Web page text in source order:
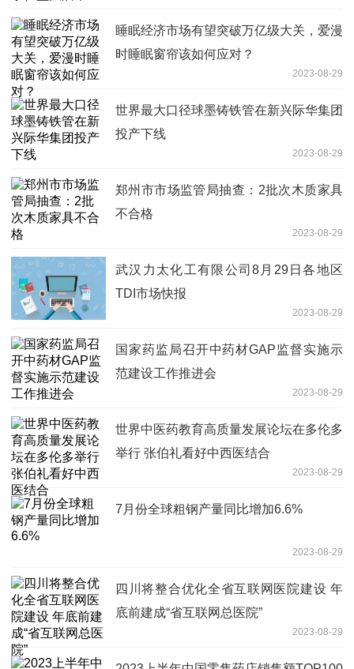
睡眠经济市场有望突破万亿级大关，爱漫
时睡眠窗帘该如何应对？
2023-08-29
世界最大口径球墨铸铁管在新兴际华集团
投产下线
2023-08-29
郑州市市场监管局抽查：2批次木质家具
不合格
2023-08-29
武汉力太化工有限公司8月29日各地区
TDI市场快报
2023-08-29
国家药监局召开中药材GAP监督实施示
范建设工作推进会
2023-08-29
世界中医药教育高质量发展论坛在多伦多
举行 张伯礼看好中西医结合
2023-08-29
7月份全球粗钢产量同比增加6.6%
2023-08-29
四川将整合优化全省互联网医院建设 年
底前建成“省互联网总医院”
2023-08-29